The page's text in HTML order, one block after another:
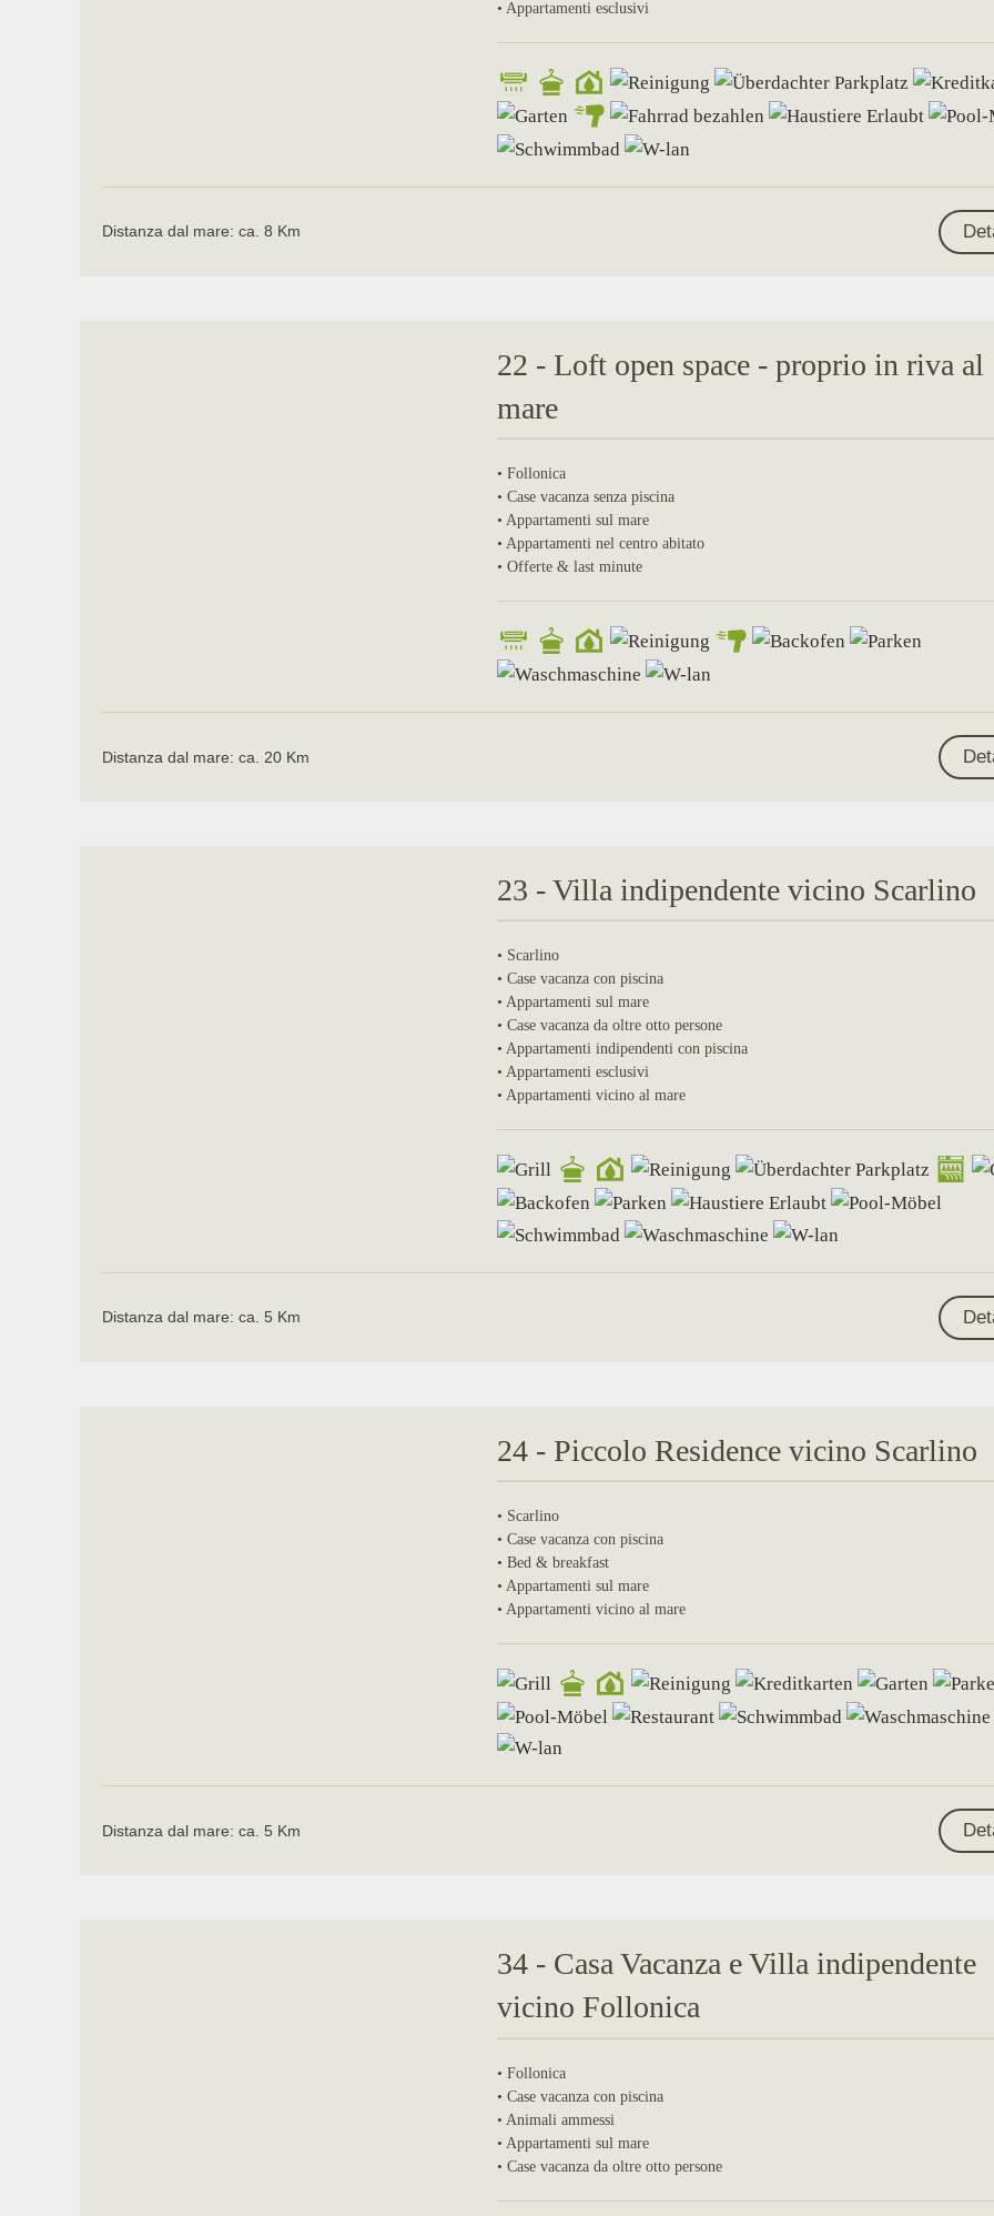
• Appartamenti esclusivi
Distanza dal mare: ca. 8 Km
22 - Loft open space - proprio in riva al
mare
• Follonica
• Case vacanza senza piscina
• Appartamenti sul mare
• Appartamenti nel centro abitato
• Offerte & last minute
Distanza dal mare: ca. 20 Km
23 - Villa indipendente vicino Scarlino
• Scarlino
• Case vacanza con piscina
• Appartamenti sul mare
• Case vacanza da oltre otto persone
• Appartamenti indipendenti con piscina
• Appartamenti esclusivi
• Appartamenti vicino al mare
Distanza dal mare: ca. 5 Km
24 - Piccolo Residence vicino Scarlino
• Scarlino
• Case vacanza con piscina
• Bed & breakfast
• Appartamenti sul mare
• Appartamenti vicino al mare
Distanza dal mare: ca. 5 Km
34 - Casa Vacanza e Villa indipendente
vicino Follonica
• Follonica
• Case vacanza con piscina
• Animali ammessi
• Appartamenti sul mare
• Case vacanza da oltre otto persone